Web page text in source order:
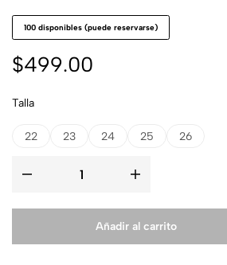
100 disponibles (puede reservarse)
$499.00
Talla
22 23 24 25 26
Añadir al carrito